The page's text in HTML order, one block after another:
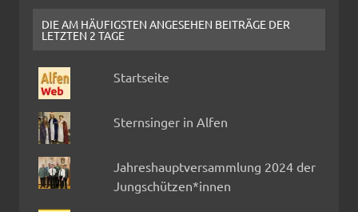
DIE AM HÄUFIGSTEN ANGESEHEN BEITRÄGE DER
LETZTEN 2 TAGE
Startseite
Sternsinger in Alfen
Jahreshauptversammlung 2024 der
Jungschützen*innen